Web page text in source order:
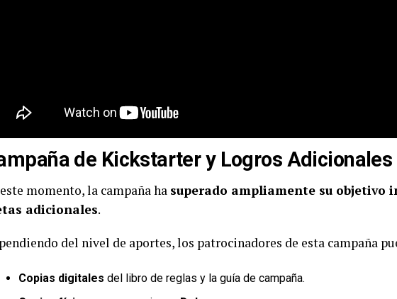
de Kickstarter y Logros Adicionales
momento, la campaña ha superado ampliamente su objetivo
adicionales.
del nivel de aportes, los patrocinadores de esta campaña
Copias digitales del libro de reglas y la guía de campaña.